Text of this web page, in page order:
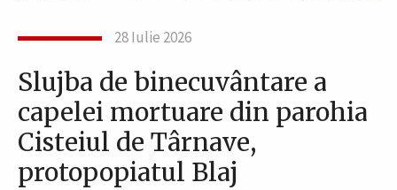
28 Iulie 2026
Slujba de binecuvântare a
capelei mortuare din parohia
Cisteiul de Târnave,
protopopiatul Blaj